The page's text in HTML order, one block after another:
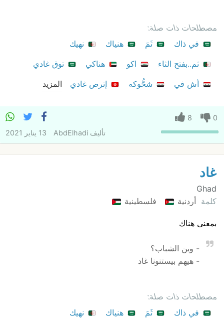
مصطلحات ذات صلة:
في ذاك
ثَمَ هنياك
نهيك
ثم..بفتح الثاء
اكو هناكي
توق غادي
أش في
شحُّوكه إترص غادي المزيد
0
8
تأليفAbdElhadi 13 يناير 2021
غاد
Ghad
كلمة أردنية فلسطينية
بمعنى هناك
- وين الشباب؟
- هيهم بيستنونا غاد
مصطلحات ذات صلة:
في ذاك
ثَمَ هنياك
نهيك